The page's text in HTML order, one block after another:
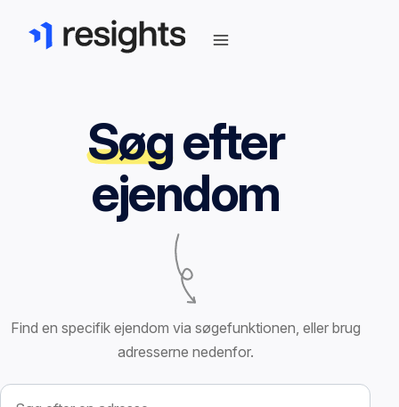
Søgefter
ejendom
Find en specifik ejendom via søgefunktionen, eller brug
adresserne nedenfor.
Søg efter ejendom